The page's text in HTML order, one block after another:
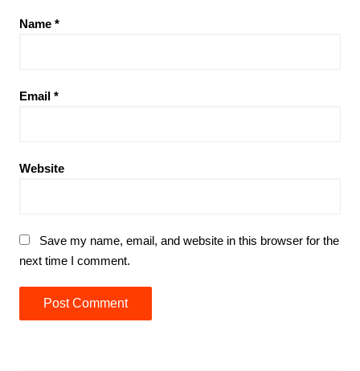
Name *
Email *
Website
Save my name, email, and website in this browser for the
next time I comment.